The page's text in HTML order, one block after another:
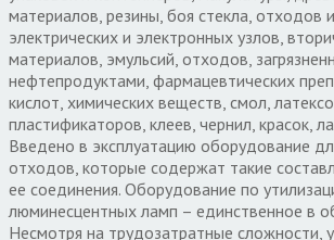
материалов, резины, боя стекла, отходов
электрических и электронных узлов,
материалов, эмульсий, отходов,
нефтепродуктами, фармацевтических
кислот, химических веществ, смол,
пластификаторов, клеев, чернил, красок,
Введено в эксплуатацию оборудование
отходов, которые содержат такие
ее соединения. Оборудование по
люминесцентных ламп – единственное в
Несмотря на трудозатратные сложности,